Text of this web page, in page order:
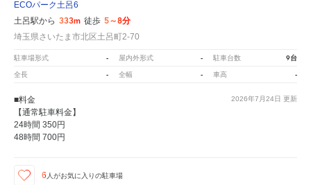
ECOパーク土呂6
土呂駅から 333m 徒歩 5～8分
埼玉県さいたま市北区土呂町2-70
駐車場形式 - 屋内外形式 - 駐車台数 9台
全長 - 全幅 - 車高 -
2026年7月24日 更新
■料金
【通常駐車料金】
24時間 350円
48時間 700円
6 人がお気に入りの駐車場